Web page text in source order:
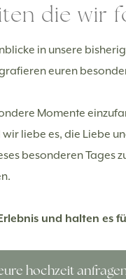
die wir
in unsere
euren
Momente
liebe es, die Liebe
besonderen Tages
und halten es
hochzeit